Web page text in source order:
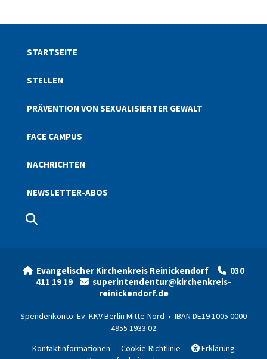
STARTSEITE
STELLEN
PRÄVENTION VON SEXUALISIERTER GEWALT
FACE CAMPUS
NACHRICHTEN
NEWSLETTER-ABOS
 Evangelischer Kirchenkreis Reinickendorf  030
411 19 19
 superintendentur@kirchenkreis-
reinickendorf.de
Spendenkonto: Ev. KKV Berlin Mitte-Nord • IBAN DE19 1005 0000
4955 1933 02
Kontaktinformationen
Cookie-Richtlinie  Erklärung